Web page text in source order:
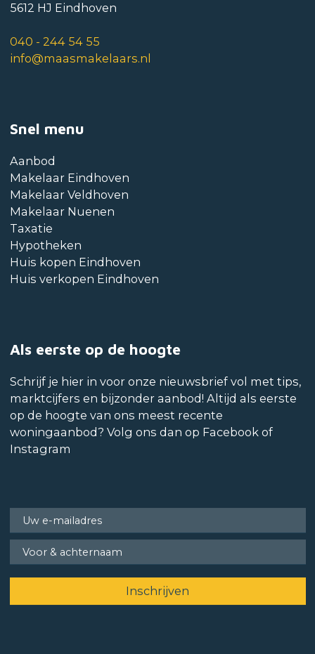
5612 HJ Eindhoven
040 - 244 54 55
info@maasmakelaars.nl
Snel menu
Aanbod
Makelaar Eindhoven
Makelaar Veldhoven
Makelaar Nuenen
Taxatie
Hypotheken
Huis kopen Eindhoven
Huis verkopen Eindhoven
Als eerste op de hoogte
Schrijf je hier in voor onze nieuwsbrief vol met tips,
marktcijfers en bijzonder aanbod! Altijd als eerste
op de hoogte van ons meest recente
woningaanbod? Volg ons dan op Facebook of
Instagram